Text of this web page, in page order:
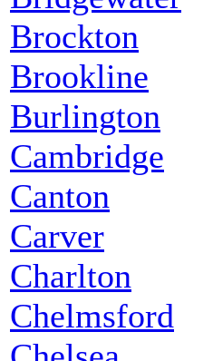
Brockton
Brookline
Burlington
Cambridge
Canton
Carver
Charlton
Chelmsford